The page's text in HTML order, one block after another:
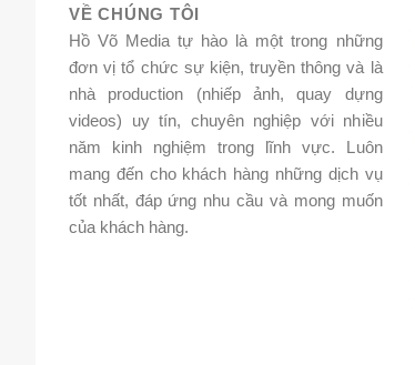
VỀ CHÚNG TÔI
Hồ Võ Media tự hào là một trong những
đơn vị tổ chức sự kiện, truyền thông và là
nhà production (nhiếp ảnh, quay dựng
videos) uy tín, chuyên nghiệp với nhiều
năm kinh nghiệm trong lĩnh vực. Luôn
mang đến cho khách hàng những dịch vụ
tốt nhất, đáp ứng nhu cầu và mong muốn
của khách hàng.